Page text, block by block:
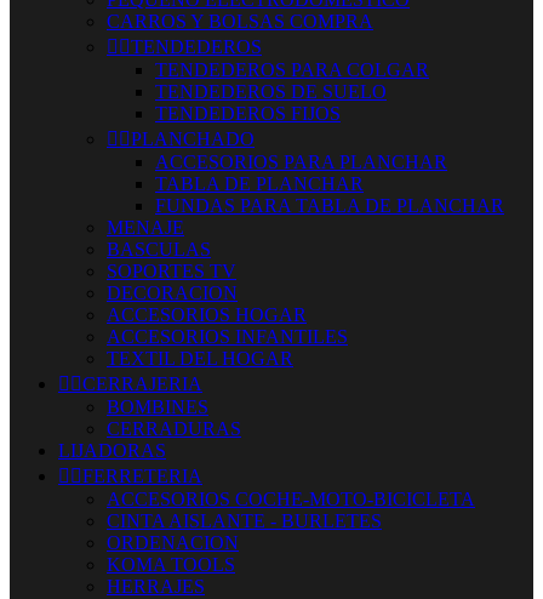
CARROS Y BOLSAS COMPRA
 TENDEDEROS
TENDEDEROS PARA COLGAR
TENDEDEROS DE SUELO
TENDEDEROS FIJOS
 PLANCHADO
ACCESORIOS PARA PLANCHAR
TABLA DE PLANCHAR
FUNDAS PARA TABLA DE PLANCHAR
MENAJE
BASCULAS
SOPORTES TV
DECORACION
ACCESORIOS HOGAR
ACCESORIOS INFANTILES
TEXTIL DEL HOGAR
 CERRAJERIA
BOMBINES
CERRADURAS
LIJADORAS
 FERRETERIA
ACCESORIOS COCHE-MOTO-BICICLETA
CINTA AISLANTE - BURLETES
ORDENACION
KOMA TOOLS
HERRAJES